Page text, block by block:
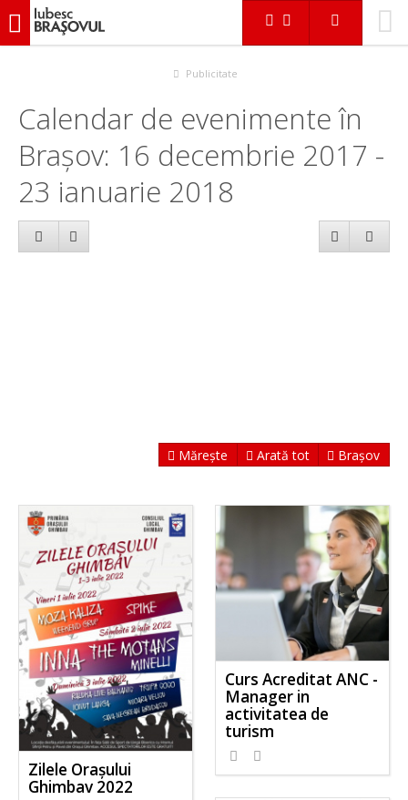
iubescbraşovul.ro
Publicitate
Calendar de evenimente în
Brașov: 16 decembrie 2017 -
23 ianuarie 2018
Mărește Arată tot Brașov
Zilele Orașului
Ghimbav 2022
Curs Acreditat ANC -
Manager in
activitatea de
turism